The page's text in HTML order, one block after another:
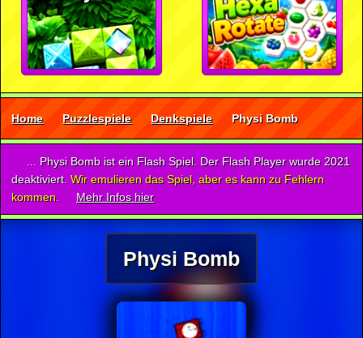
Home Puzzlespiele Denkspiele Physi Bomb
... Physi Bomb ist ein Flash Spiel. Der Flash Player wurde 2021
deaktiviert. Wir emulieren das Spiel, aber es kann zu Fehlern
kommen.
Mehr Infos hier
Physi Bomb